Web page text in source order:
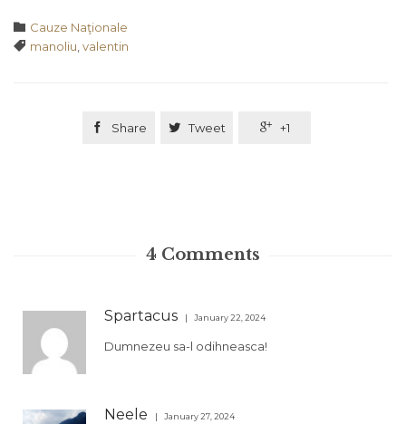
 Category
Cauze Naţionale
 Tags
manoliu valentin
 Share  Tweet  +1
4 Comments
Spartacus January 22, 2024
Dumnezeu sa-l odihneasca!
Neele January 27, 2024